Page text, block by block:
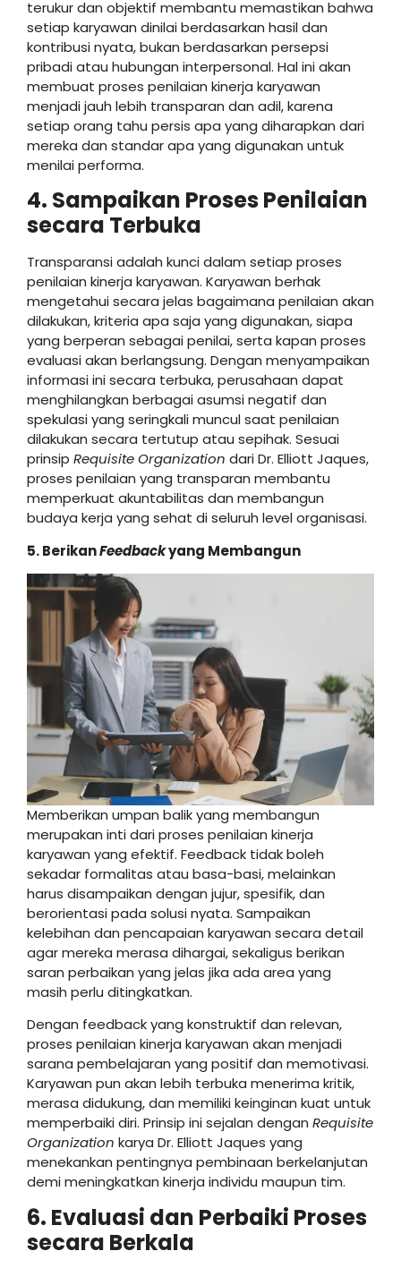
terukur dan objektif membantu memastikan bahwa
setiap karyawan dinilai berdasarkan hasil dan
kontribusi nyata, bukan berdasarkan persepsi
pribadi atau hubungan interpersonal. Hal ini akan
membuat proses penilaian kinerja karyawan
menjadi jauh lebih transparan dan adil, karena
setiap orang tahu persis apa yang diharapkan dari
mereka dan standar apa yang digunakan untuk
menilai performa.
4. Sampaikan Proses Penilaian
secara Terbuka
Transparansi adalah kunci dalam setiap proses
penilaian kinerja karyawan. Karyawan berhak
mengetahui secara jelas bagaimana penilaian akan
dilakukan, kriteria apa saja yang digunakan, siapa
yang berperan sebagai penilai, serta kapan proses
evaluasi akan berlangsung. Dengan menyampaikan
informasi ini secara terbuka, perusahaan dapat
menghilangkan berbagai asumsi negatif dan
spekulasi yang seringkali muncul saat penilaian
dilakukan secara tertutup atau sepihak. Sesuai
prinsip Requisite Organization dari Dr. Elliott Jaques,
proses penilaian yang transparan membantu
memperkuat akuntabilitas dan membangun
budaya kerja yang sehat di seluruh level organisasi.
5. BerikanFeedbackyang Membangun
Memberikan umpan balik yang membangun
merupakan inti dari proses penilaian kinerja
karyawan yang efektif. Feedback tidak boleh
sekadar formalitas atau basa-basi, melainkan
harus disampaikan dengan jujur, spesifik, dan
berorientasi pada solusi nyata. Sampaikan
kelebihan dan pencapaian karyawan secara detail
agar mereka merasa dihargai, sekaligus berikan
saran perbaikan yang jelas jika ada area yang
masih perlu ditingkatkan.
Dengan feedback yang konstruktif dan relevan,
proses penilaian kinerja karyawan akan menjadi
sarana pembelajaran yang positif dan memotivasi.
Karyawan pun akan lebih terbuka menerima kritik,
merasa didukung, dan memiliki keinginan kuat untuk
memperbaiki diri. Prinsip ini sejalan dengan Requisite
Organization karya Dr. Elliott Jaques yang
menekankan pentingnya pembinaan berkelanjutan
demi meningkatkan kinerja individu maupun tim.
6. Evaluasi dan Perbaiki Proses
secara Berkala